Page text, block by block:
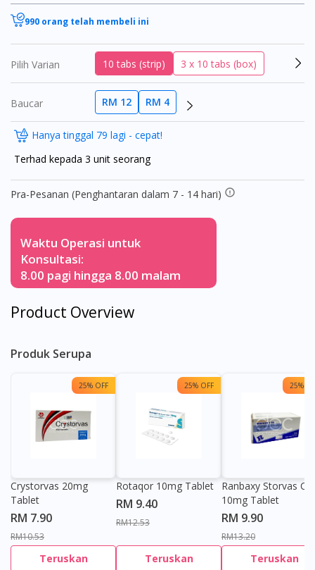
990 orang telah membeli ini
Pilih Varian 10 tabs (strip) 3 x 10 tabs (box)
Baucar RM 12 RM 4
Hanya tinggal 79 lagi - cepat!
Terhad kepada 3 unit seorang
Pra-Pesanan (Penghantaran dalam 7 - 14 hari)
Waktu Operasi untuk
Konsultasi:
8.00 pagi hingga 8.00 malam
Product Overview
Produk Serupa
25% OFF
Crystorvas 20mg
Tablet
RM 7.90
RM10.53
Teruskan
25% OFF
Rotaqor 10mg Tablet
RM 9.40
RM12.53
Teruskan
25%
Ranbaxy Storvas C
10mg Tablet
RM 9.90
RM13.20
Teruskan